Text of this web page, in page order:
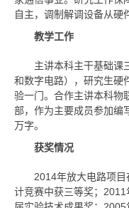
自主，调制解调设备从硬
教学工作
主讲本科主干基础课
和数字电路），研究生硬
验一门。合作主讲本科物
部，作为主要成员参加编
万字。
获奖情况
2014年放大电路项
计竞赛中获三等奖；